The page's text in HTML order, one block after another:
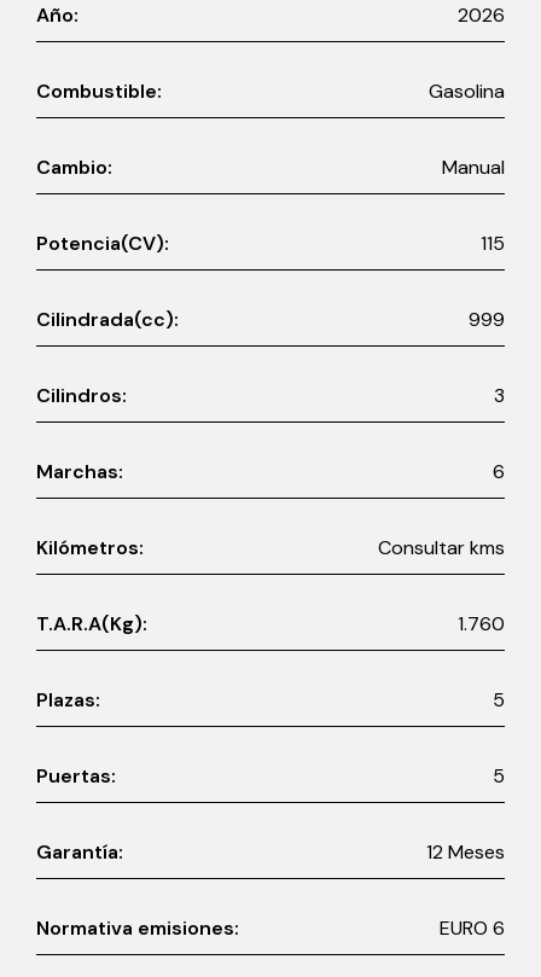
Año: 2026
Combustible: Gasolina
Cambio: Manual
Potencia(CV): 115
Cilindrada(cc): 999
Cilindros: 3
Marchas: 6
Kilómetros: Consultar kms
T.A.R.A(Kg): 1.760
Plazas: 5
Puertas: 5
Garantía: 12 Meses
Normativa emisiones: EURO 6